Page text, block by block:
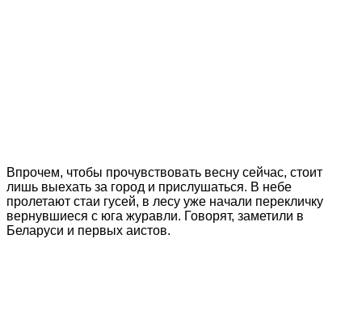
Впрочем, чтобы прочувствовать весну сейчас, стоит
лишь выехать за город и прислушаться. В небе
пролетают стаи гусей, в лесу уже начали перекличку
вернувшиеся с юга журавли. Говорят, заметили в
Беларуси и первых аистов.